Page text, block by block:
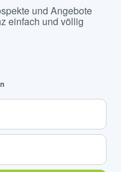
und Angebote
einfach und völlig